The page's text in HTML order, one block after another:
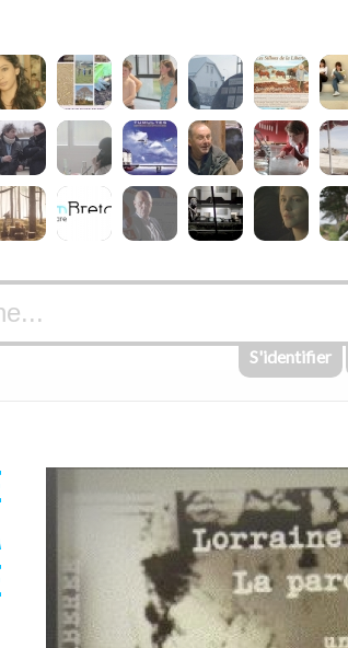
S'identifier